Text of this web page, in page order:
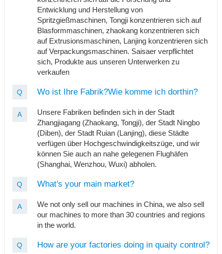
Entwicklung und Herstellung von
Spritzgießmaschinen, Tongji konzentrieren sich auf
Blasformmaschinen, zhaokang konzentrieren sich
auf Extrusionsmaschinen, Lanjing konzentrieren sich
auf Verpackungsmaschinen. Saisaer verpflichtet
sich, Produkte aus unseren Unterwerken zu
verkaufen
Q Wo ist Ihre Fabrik?Wie komme ich dorthin?
A
Unsere Fabriken befinden sich in der Stadt
Zhangjiagang (Zhaokang, Tongji), der Stadt Ningbo
(Diben), der Stadt Ruian (Lanjing), diese Städte
verfügen über Hochgeschwindigkeitszüge, und wir
können Sie auch an nahe gelegenen Flughäfen
(Shanghai, Wenzhou, Wuxi) abholen.
Q What's your main market?
A
We not only sell our machines in China, we also sell
our machines to more than 30 countries and regions
in the world.
Q How are your factories doing in quaity control?